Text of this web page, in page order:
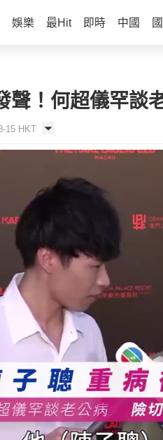
娛樂 最Hit 即時 中國
聲！何超儀罕談
15 HKT